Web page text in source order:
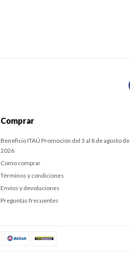
Comprar
Beneficio ITAÚ Promoción del 3 al 8 de agosto de
2026
Como comprar
Términos y condiciones
Envíos y devoluciones
Preguntas frecuentes